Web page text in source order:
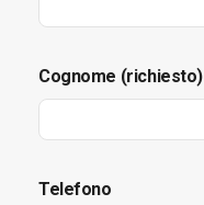
Cognome (richiesto)
Telefono